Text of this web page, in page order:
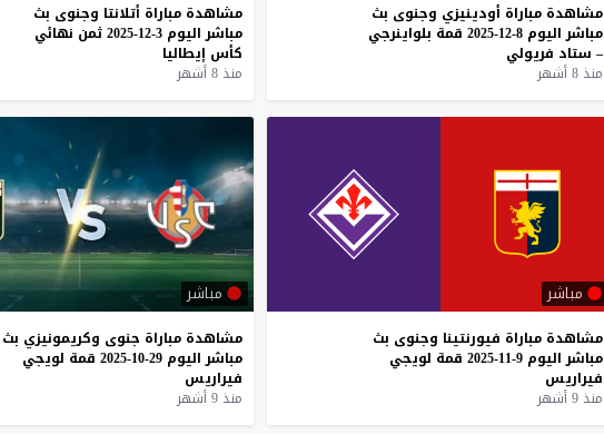
مشاهدة مباراة أودينيزي وجنوى بث
مباشر اليوم 8-12-2025 قمة بلواينرجي
– ستاد فريولي
منذ 8 أشهر
مشاهدة مباراة أتلانتا وجنوى بث
مباشر اليوم 3-12-2025 ثمن نهائي
كأس إيطاليا
منذ 8 أشهر
مباشر
مشاهدة مباراة فيورنتينا وجنوى بث
مباشر اليوم 9-11-2025 قمة لويجي
فيراريس
منذ 9 أشهر
مباشر
مشاهدة مباراة جنوى وكريمونيزي بث
مباشر اليوم 29-10-2025 قمة لويجي
فيراريس
منذ 9 أشهر